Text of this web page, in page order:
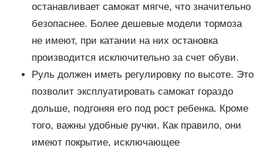
останавливает самокат мягче, что значительно
безопаснее. Более дешевые модели тормоза
не имеют, при катании на них остановка
производится исключительно за счет обуви.
Руль должен иметь регулировку по высоте. Это
позволит эксплуатировать самокат гораздо
дольше, подгоняя его под рост ребенка. Кроме
того, важны удобные ручки. Как правило, они
имеют покрытие, исключающее